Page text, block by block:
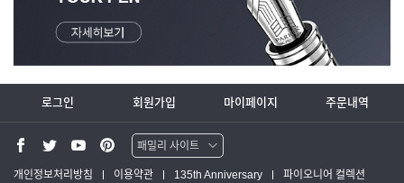
로그인 회원가입 마이페이지 주문내역
패밀리 사이트
워터맨 쇼핑몰
개인정보처리방침 이용약관 135th Anniversary 파이오니어 컬렉션